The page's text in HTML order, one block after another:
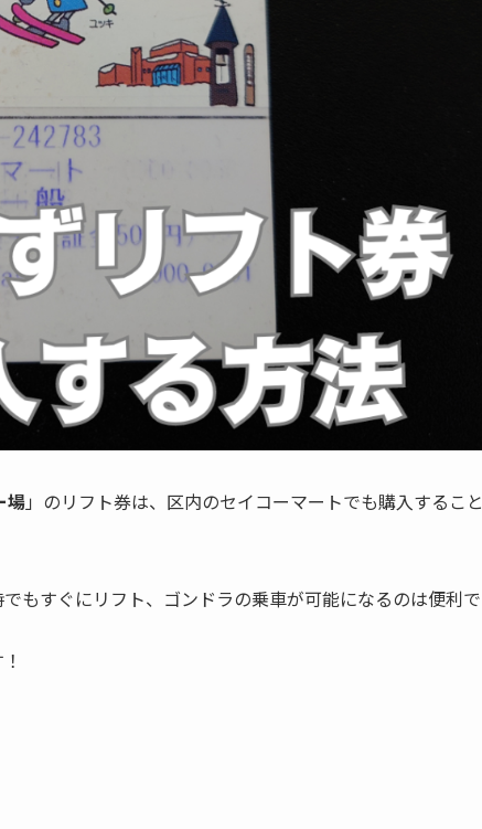
場」のリフト券は、区内のセイコーマートでも購入すること
もすぐにリフト、ゴンドラの乗車が可能になるのは便利で